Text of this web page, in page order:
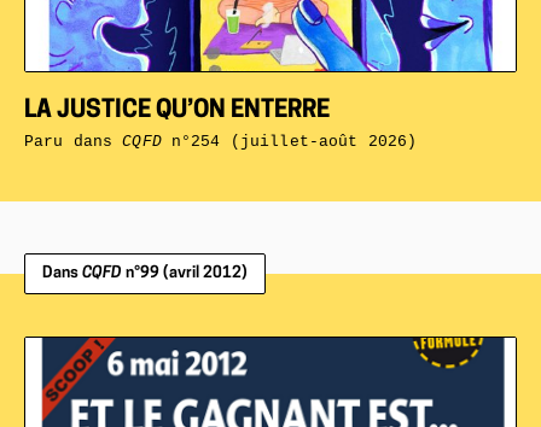
LA JUSTICE QU’ON ENTERRE
Paru dansCQFDn°254 (juillet-août 2026)
Dans CQFD n°99 (avril 2012)